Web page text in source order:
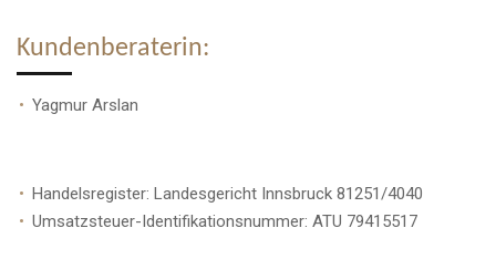
Kundenberaterin:
Yagmur Arslan
Handelsregister: Landesgericht Innsbruck 81251/4040
Umsatzsteuer-Identifikationsnummer: ATU 79415517